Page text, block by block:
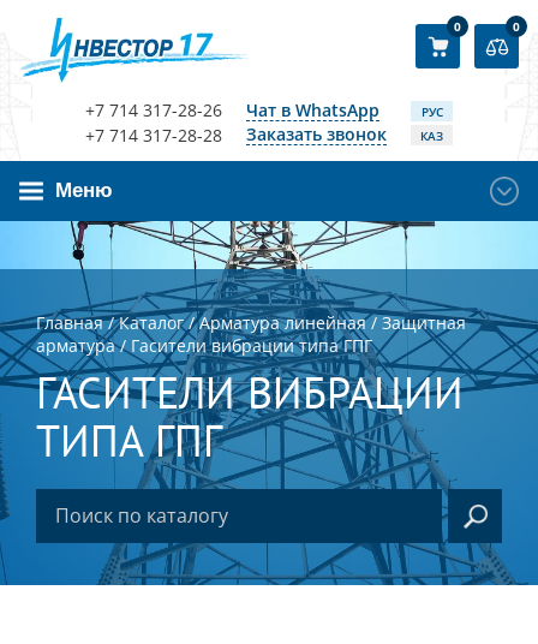
+7 714 317-28-26
+7 714 317-28-28
Чат в WhatsApp
Заказать звонок
РУС
КАЗ
0 0
Меню
Главная/Каталог/Арматура линейная/Защитная
арматура/Гасители вибрации типа ГПГ
ГАСИТЕЛИ ВИБРАЦИИ
ТИПА ГПГ